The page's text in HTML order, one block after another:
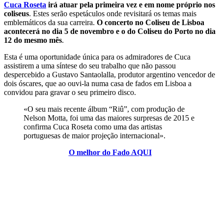
Cuca Roseta irá atuar pela primeira vez e em nome próprio nos
coliseus. Estes serão espetáculos onde revisitará os temas mais
emblemáticos da sua carreira. O concerto no Coliseu de Lisboa
acontecerá no dia 5 de novembro e o do Coliseu do Porto no dia
12 do mesmo mês.
Esta é uma oportunidade única para os admiradores de Cuca
assistirem a uma síntese do seu trabalho que não passou
despercebido a Gustavo Santaolalla, produtor argentino vencedor de
dois óscares, que ao ouvi-la numa casa de fados em Lisboa a
convidou para gravar o seu primeiro disco.
«O seu mais recente álbum “Riû”, com produção de
Nelson Motta, foi uma das maiores surpresas de 2015 e
confirma Cuca Roseta como uma das artistas
portuguesas de maior projeção internacional».
O melhor do Fado AQUI